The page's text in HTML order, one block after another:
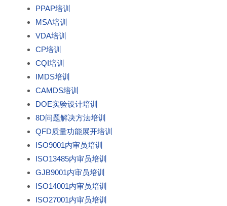
PPAP培训
MSA培训
VDA培训
CP培训
CQI培训
IMDS培训
CAMDS培训
DOE实验设计培训
8D问题解决方法培训
QFD质量功能展开培训
ISO9001内审员培训
ISO13485内审员培训
GJB9001内审员培训
ISO14001内审员培训
ISO27001内审员培训